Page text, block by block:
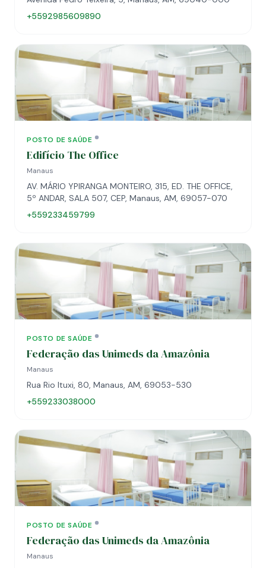
+5592985609890
POSTO DE SAÚDE
Edifício The Office
Manaus
AV. MÁRIO YPIRANGA MONTEIRO, 315, ED. THE OFFICE,
5º ANDAR, SALA 507, CEP, Manaus, AM, 69057-070
+559233459799
POSTO DE SAÚDE
Federação das Unimeds da Amazônia
Manaus
Rua Rio Ituxi, 80, Manaus, AM, 69053-530
+559233038000
POSTO DE SAÚDE
Federação das Unimeds da Amazônia
Manaus